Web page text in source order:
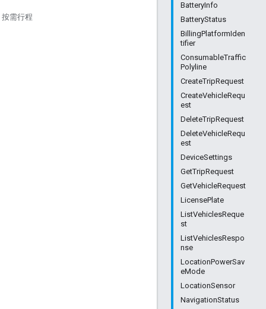
BatteryInfo
BatteryStatus
BillingPlatformIden
tifier
ConsumableTraffic
Polyline
CreateTripRequest
CreateVehicleRequ
est
DeleteTripRequest
DeleteVehicleRequ
est
DeviceSettings
GetTripRequest
GetVehicleRequest
LicensePlate
ListVehiclesReque
st
ListVehiclesRespo
nse
LocationPowerSav
eMode
LocationSensor
NavigationStatus
按需行程